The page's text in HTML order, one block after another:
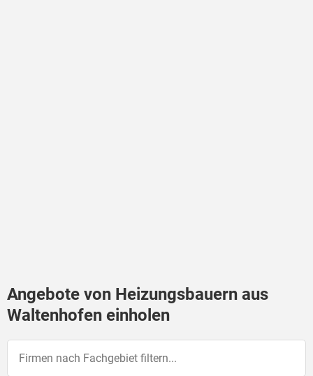
Angebote von Heizungsbauern aus
Waltenhofen einholen